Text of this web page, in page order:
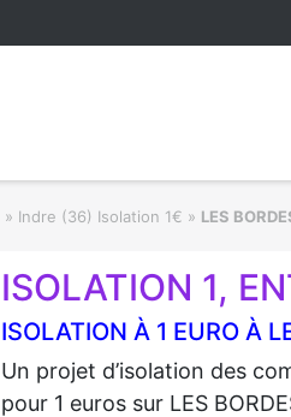
» Indre (36) Isolation 1€ » LES
ISOLATION 1,
ISOLATION À 1 EURO À
Un projet d’isolation des
pour 1 euros sur LES